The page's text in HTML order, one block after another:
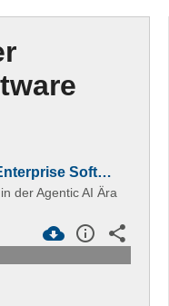
Die Zukunft der Enterprise Software
der Agentic AI Ära